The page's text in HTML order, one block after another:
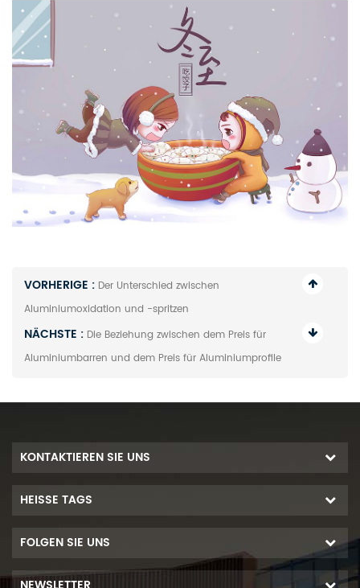
VORHERIGE : Der Unterschied zwischen
Aluminiumoxidation und -spritzen
NÄCHSTE : Die Beziehung zwischen dem Preis für
Aluminiumbarren und dem Preis für Aluminiumprofile
KONTAKTIEREN SIE UNS
HEISSE TAGS
FOLGEN SIE UNS